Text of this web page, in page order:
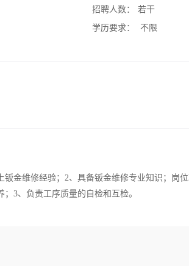
招聘人数：
若干
学历要求：
不限
钣金维修经验；2、具备钣金维修专业知识；岗
3、负责工序质量的自检和互检。